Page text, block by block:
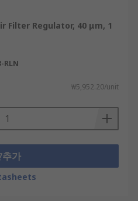
Filter Regulator, 40 μm, 1
RLN
₩5,952.20/unit
추가